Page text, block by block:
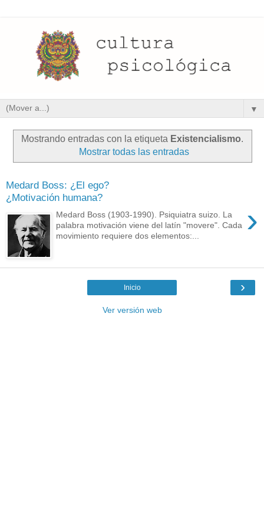
▼
Mostrando entradas con la etiqueta Existencialismo.
Mostrar todas las entradas
Medard Boss: ¿El ego?
¿Motivación humana?
›
Medard Boss (1903-1990). Psiquiatra suizo. La
palabra motivación viene del latín "movere". Cada
movimiento requiere dos elementos:...
›
Inicio
Ver versión web